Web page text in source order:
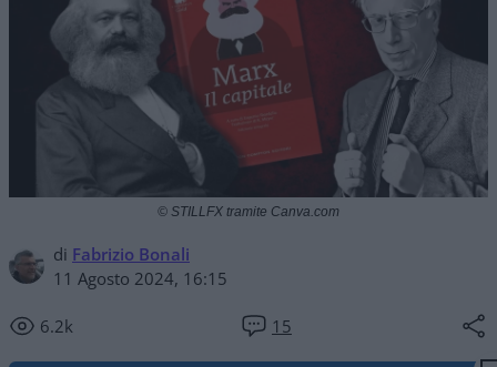
di Fabrizio Bonali
11 Agosto 2024, 16:15
6.2k 15
© STILLFX tramite Canva.com